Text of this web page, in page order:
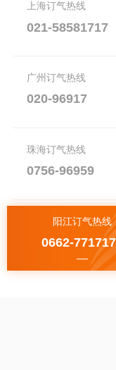
上海订气热线
021-58581717
广州订气热线
020-96917
珠海订气热线
0756-96959
阳江订气热线
0662-